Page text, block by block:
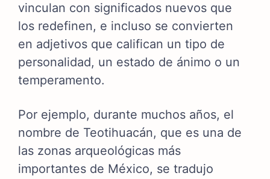
vinculan con significados nuevos que
los redefinen, e incluso se convierten
en adjetivos que califican un tipo de
personalidad, un estado de ánimo o un
temperamento.
Por ejemplo, durante muchos años, el
nombre de Teotihuacán, que es una de
las zonas arqueológicas más
importantes de México, se tradujo